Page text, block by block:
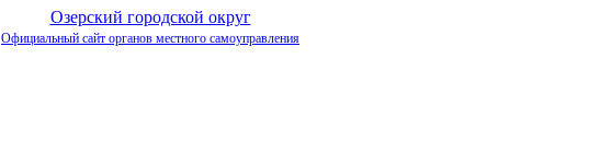
Озерский городской округ
Официальный сайт органов местного самоуправления